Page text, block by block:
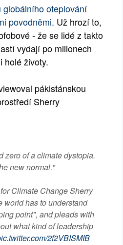
globálního oteplování
povodněmi. Už hrozí to,
- že se lidé z takto
vydají po milionech
holé životy.
pákistánskou
Sherry
zero of a climate dystopia.
new normal."
Climate Change Sherry
world has to understand
point", and pleads with
what kind of leadership
2f2VBISMIB